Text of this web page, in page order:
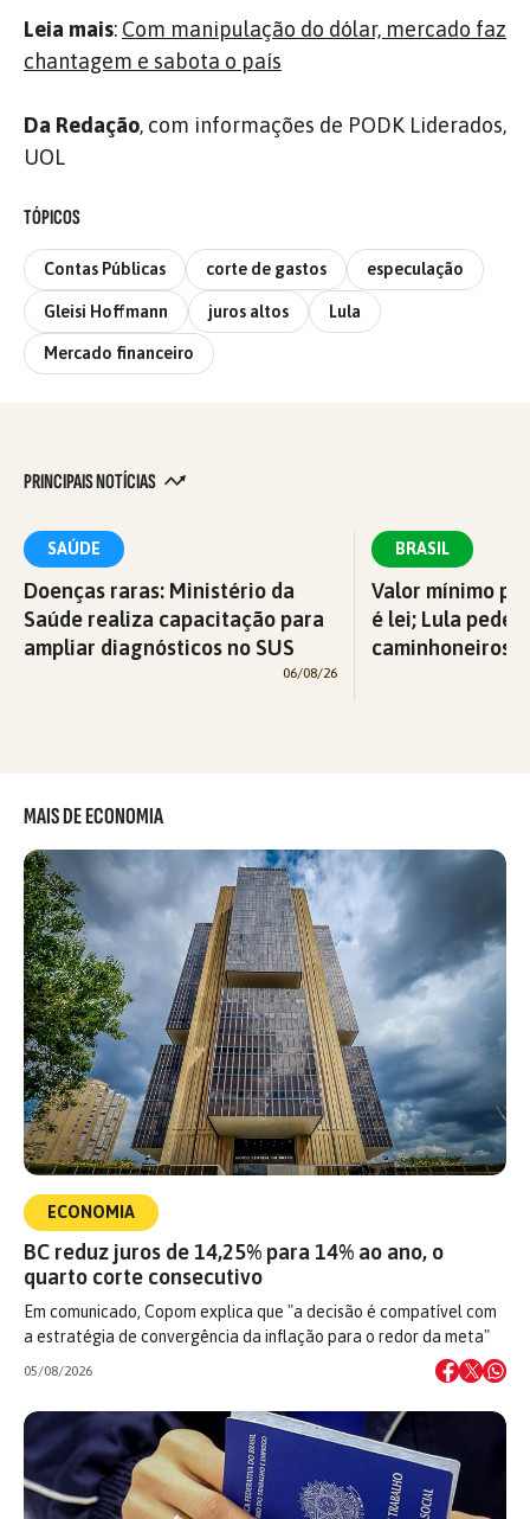
Leia mais: Com manipulação do dólar, mercado faz
chantagem e sabota o país
Da Redação, com informações de PODK Liderados,
UOL
TÓPICOS
Contas Públicas corte de gastos especulação
Gleisi Hoffmann juros altos Lula
Mercado financeiro
PRINCIPAIS NOTÍCIAS
SAÚDE
Doenças raras: Ministério da
Saúde realiza capacitação para
ampliar diagnósticos no SUS
06/08/26
BRASIL
Valor mínimo
é lei; Lula pede
caminhoneiros
MAIS DE ECONOMIA
ECONOMIA
BC reduz juros de 14,25% para 14% ao ano, o
quarto corte consecutivo
Em comunicado, Copom explica que "a decisão é compatível com
a estratégia de convergência da inflação para o redor da meta"
05/08/2026